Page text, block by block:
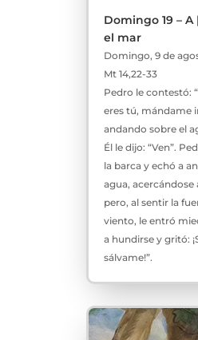
Domingo 19 – A
el mar
Domingo, 9 de
Mt 14,22-33
Pedro le contestó:
eres tú, mándame
andando sobre el
Él le dijo: “Ven”.
la barca y echó a
agua, acercándose
pero, al sentir la
viento, le entró
a hundirse y gritó:
sálvame!”.